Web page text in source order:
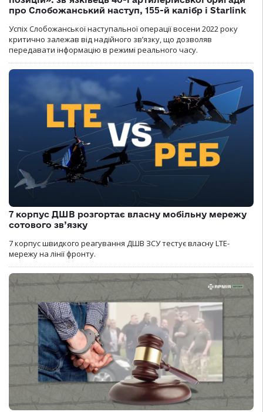
про Слобожанський наступ, 155-й калібр і Starlink
Успіх Слобожанської наступальної операції восени 2022 року
критично залежав від надійного зв’язку, що дозволяв
передавати інформацію в режимі реального часу.
7 корпус ДШВ розгортає власну мобільну мережу
сотового зв’язку
7 корпус швидкого реагування ДШВ ЗСУ тестує власну LTE-
мережу на лінії фронту.